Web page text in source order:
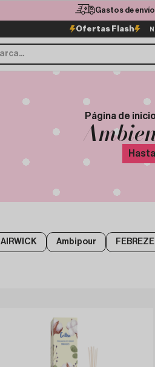
Gastos de
Ofertas Flash
Página de
AIRWICK Ambipour FEBREZE